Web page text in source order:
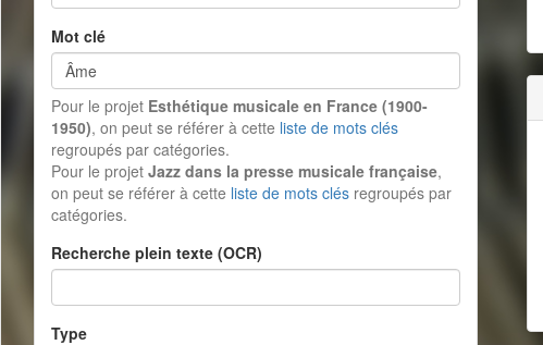
Mot clé
Pour le projet Esthétique musicale en France (1900-
1950), on peut se référer à cette liste de mots clés
regroupés par catégories.
Pour le projet Jazz dans la presse musicale française,
on peut se référer à cette liste de mots clés regroupés par
catégories.
Recherche plein texte (OCR)
Type